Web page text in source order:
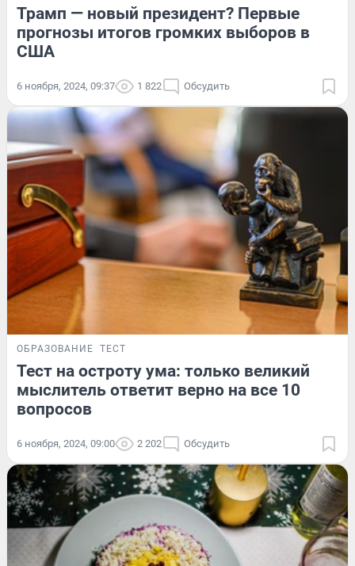
Трамп — новый президент? Первые
прогнозы итогов громких выборов в
США
6 ноября, 2024, 09:37 1 822 Обсудить
ОБРАЗОВАНИЕ ТЕСТ
Тест на остроту ума: только великий
мыслитель ответит верно на все 10
вопросов
6 ноября, 2024, 09:00 2 202 Обсудить